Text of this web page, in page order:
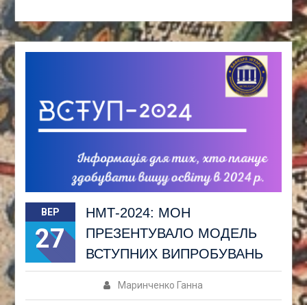
ВЕР
27
НМТ-2024: МОН
ПРЕЗЕНТУВАЛО МОДЕЛЬ
ВСТУПНИХ ВИПРОБУВАНЬ
Маринченко Ганна